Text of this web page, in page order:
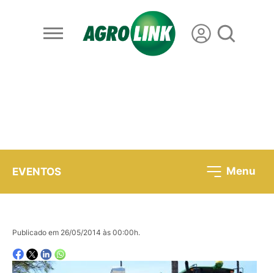
EVENTOS Menu
Publicado em 26/05/2014 às 00:00h.